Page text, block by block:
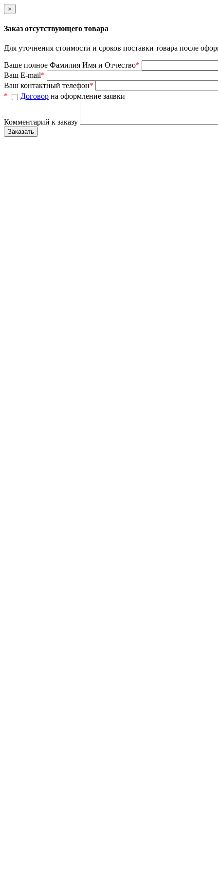
×
Заказ отсутствующего товара
Для уточнения стоимости и сроков поставки товара после
Ваше полное Фамилия Имя и Отчество*
Ваш E-mail*
Ваш контактный телефон*
*
Договор на оформление заявки
Комментарий к заказу